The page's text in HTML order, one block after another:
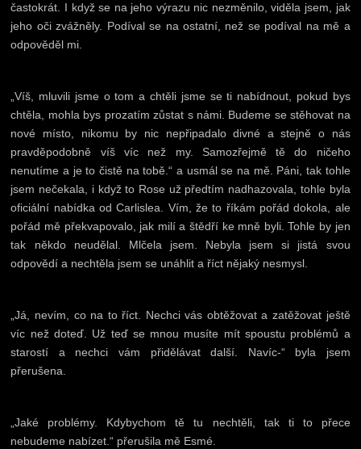
častokrát. I když se na jeho výrazu nic nezměnilo, viděla jsem, jak
jeho oči zvážněly. Podíval se na ostatní, než se podíval na mě a
odpověděl mi.
„Víš, mluvili jsme o tom a chtěli jsme se ti nabídnout, pokud bys
chtěla, mohla bys prozatím zůstat s námi. Budeme se stěhovat na
nové místo, nikomu by nic nepřipadalo divné a stejně o nás
pravděpodobně víš víc než my. Samozřejmě tě do ničeho
nenutíme a je to čistě na tobě.“ a usmál se na mě. Páni, tak tohle
jsem nečekala, i když to Rose už předtím nadhazovala, tohle byla
oficiální nabídka od Carlislea. Vím, že to říkám pořád dokola, ale
pořád mě překvapovalo, jak milí a štědří ke mně byli. Tohle by jen
tak někdo neudělal. Mlčela jsem. Nebyla jsem si jistá svou
odpovědí a nechtěla jsem se unáhlit a říct nějaký nesmysl.
„Já, nevím, co na to říct. Nechci vás obtěžovat a zatěžovat ještě
víc než doteď. Už teď se mnou musíte mít spoustu problémů a
starostí a nechci vám přidělávat další. Navíc-“ byla jsem
přerušena.
„Jaké problémy. Kdybychom tě tu nechtěli, tak ti to přece
nebudeme nabízet.“ přerušila mě Esmé.